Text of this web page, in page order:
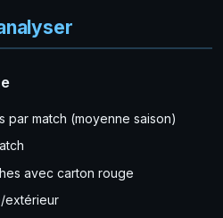
par match (moyenne saison)
avec carton rouge
extérieur